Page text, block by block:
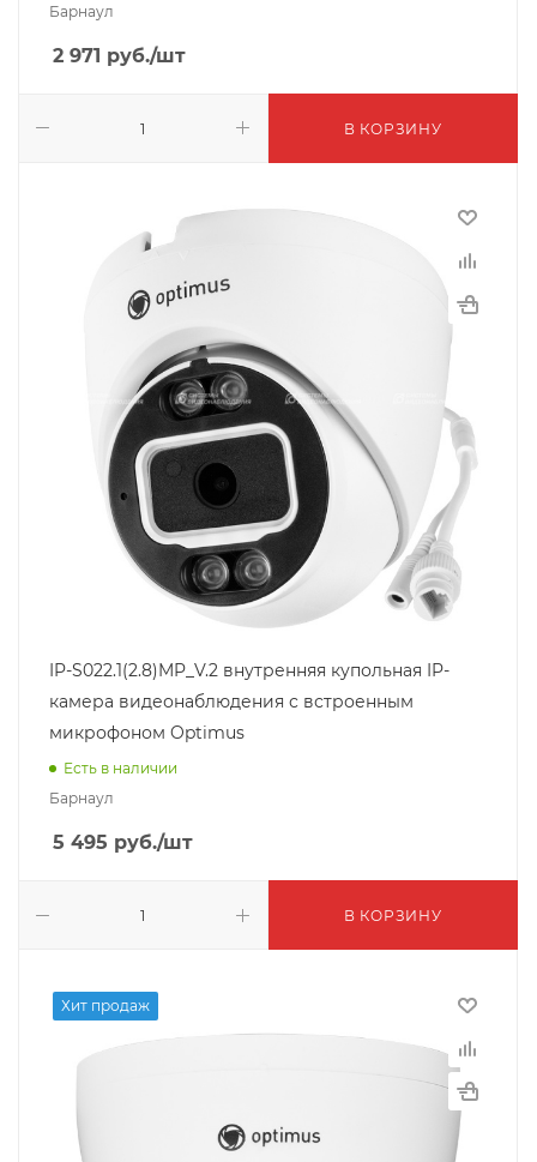
Барнаул
2 971 руб./шт
В КОРЗИНУ
IP-S022.1(2.8)MP_V.2 внутренняя купольная IP-
камера видеонаблюдения с встроенным
микрофоном Optimus
Есть в наличии
Барнаул
5 495 руб./шт
В КОРЗИНУ
Хит продаж